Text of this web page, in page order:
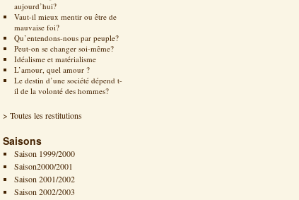
aujourd’hui?
Vaut-il mieux mentir ou être de
mauvaise foi?
Qu’entendons-nous par peuple?
Peut-on se changer soi-même?
Idéalisme et matérialisme
L’amour, quel amour ?
Le destin d’une société dépend t-
il de la volonté des hommes?
> Toutes les restitutions
Saisons
Saison 1999/2000
Saison2000/2001
Saison 2001/2002
Saison 2002/2003